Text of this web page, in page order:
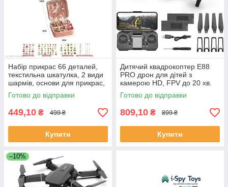
Набір прикрас 66 деталей,
текстильна шкатулка, 2 види
шармів, основи для прикрас,
металеві підвіски, 5568-4А
Готово до відправки
449,10 ₴ 499 ₴
Купити
Дитячий квадрокоптер E88
PRO дрон для дітей з
камерою HD, FPV до 20 хв.
польоту \ кейс
Готово до відправки
809,10 ₴ 899 ₴
Купити
–10%